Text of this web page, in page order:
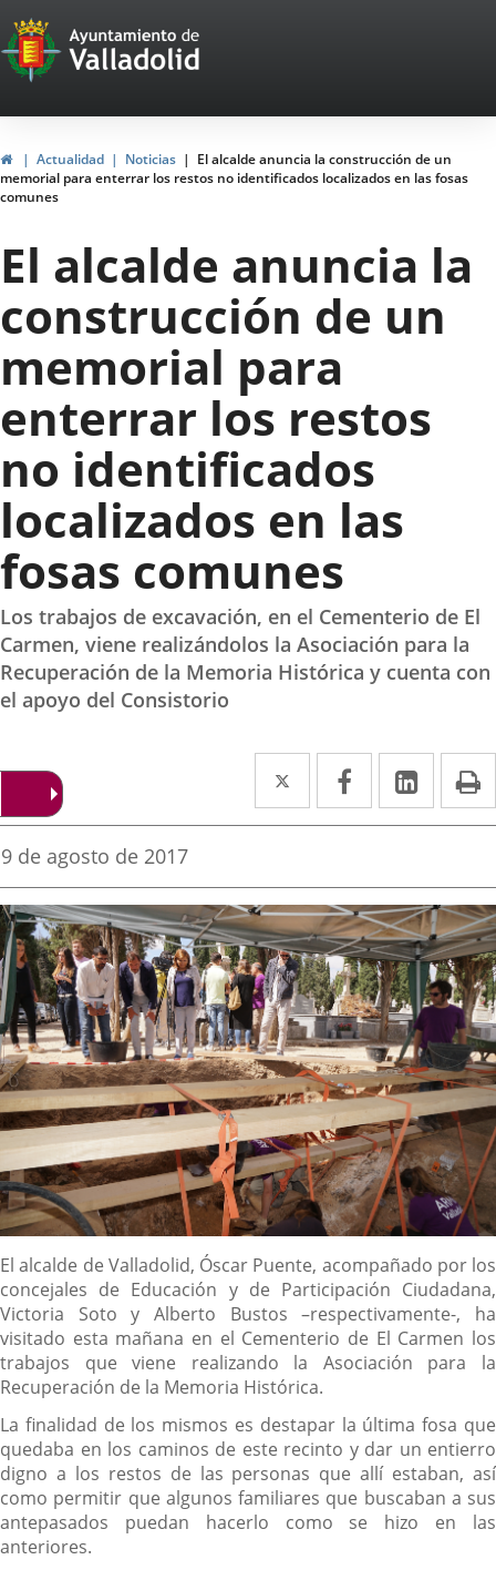
Portal
Web
del
Ayuntamiento
de
Valladolid
HomeActualidad Noticias
El alcalde anuncia la construcción de un
memorial para enterrar los restos no identificados localizados en las fosas
comunes
El alcalde anuncia la
construcción de un
memorial para
enterrar los restos
no identificados
localizados en las
fosas comunes
Los trabajos de excavación, en el Cementerio de El
Carmen, viene realizándolos la Asociación para la
Recuperación de la Memoria Histórica y cuenta con
el apoyo del Consistorio
Twitter
Enlace
a
aplicación
externa.
Facebook
Enlace
a
aplicación
externa.
Enlace
a
Fecha
la
noticia
9 de agosto de 2017
Descripción
El alcalde de Valladolid, Óscar Puente, acompañado por los
concejales de Educación y de Participación Ciudadana,
Victoria Soto y Alberto Bustos–respectivamente-, ha
visitado esta mañana en el Cementerio de El Carmen los
trabajos que viene realizando la Asociación para la
Recuperación de la Memoria Histórica.
La finalidad de los mismos es destapar la última fosa que
quedaba en los caminos de este recinto y dar un entierro
digno a los restos de las personas que allí estaban, así
como permitir que algunos familiares que buscaban a sus
antepasados puedan hacerlo como se hizo en las
anteriores.